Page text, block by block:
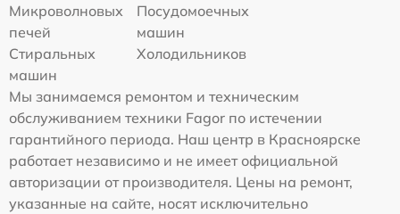
Микроволновых
печей
Посудомоечных
машин
Стиральных
машин
Холодильников
Мы занимаемся ремонтом и техническим
обслуживанием техники Fagor по истечении
гарантийного периода. Наш центр в Красноярске
работает независимо и не имеет официальной
авторизации от производителя. Цены на ремонт,
указанные на сайте, носят исключительно